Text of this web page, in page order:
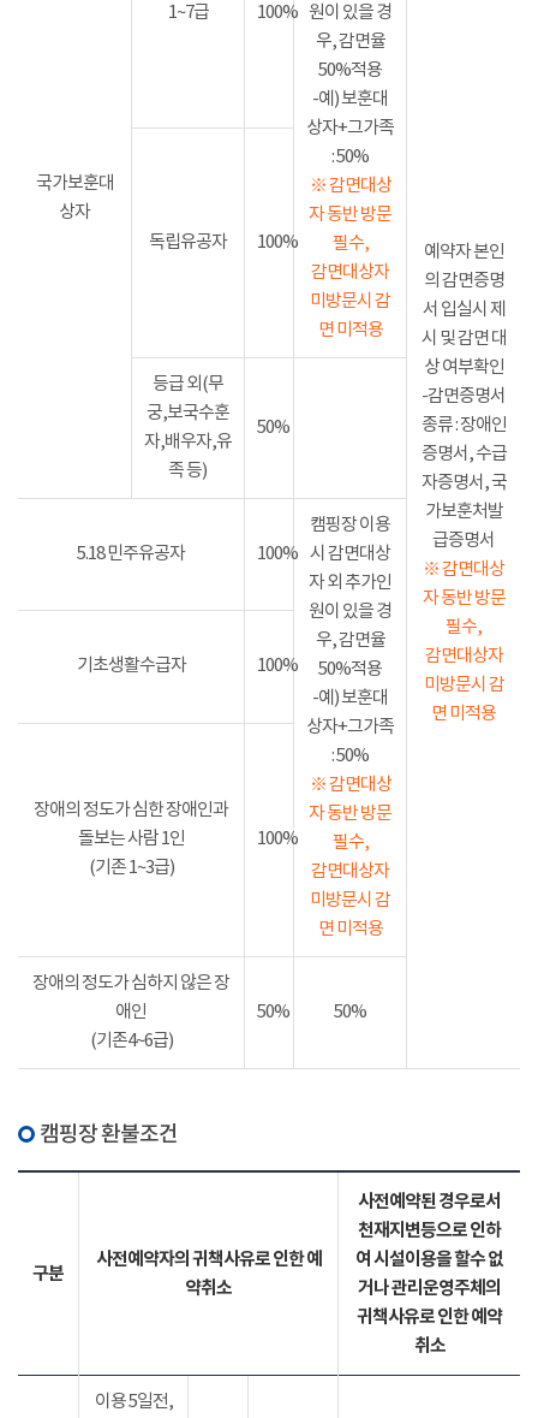
국가보훈대
상자
1~7급 100% 원이 있을 경
우, 감면율
50%적용
-예) 보훈대
상자+그가족
: 50%
※ 감면대상
자 동반 방문
필수,
감면대상자
미방문시 감
면 미적용
예약자 본인
의 감면증명
서 입실시 제
시 및 감면 대
상 여부확인
-감면증명서
종류 : 장애인
증명서, 수급
자증명서, 국
가보훈처발
급증명서
※ 감면대상
자 동반 방문
필수,
감면대상자
미방문시 감
면 미적용
독립유공자 100%
등급 외(무
궁,보국수훈
자,배우자,유
족 등)
50%
5.18 민주유공자 100%
캠핑장 이용
시 감면대상
자 외 추가인
원이 있을 경
우, 감면율
50%적용
-예) 보훈대
상자+그가족
: 50%
※ 감면대상
자 동반 방문
필수,
감면대상자
미방문시 감
면 미적용
기초생활수급자 100%
장애의 정도가 심한 장애인과
돌보는 사람 1인
(기존 1~3급)
100%
장애의 정도가 심하지 않은 장
애인
(기존4~6급)
50% 50%
캠핑장 환불조건
구분
사전예약자의 귀책사유로 인한 예
약취소
사전예약된 경우로서
천재지변등으로 인하
여 시설이용을 할수 없
거나 관리운영주체의
귀책사유로 인한 예약
취소
이용 5일전,